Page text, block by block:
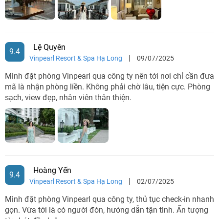
Hạng
sao
Tên khách
sạn
Điểm nổi bật
3
sao
Khách sạn
City Bay
Palace Hạ
Long
đủ sức chứa 150 khách.
- Hệ thống phòng họp với hệ thống
âm thanh, ánh sáng hiện đại, sức
chứa 150 khách.
Khách sạn
Galaxy Hạ
Long
- Nhà hàng rộng 200m2 nằm ở
tầng 2 của khách sạn.
- Bể bơi nằm ở tầng 15 với không
gian ngoài trời rộng rãi.
sao
Paradise
Suites Hạ
Long
- Hệ thống nhà hàng và bar bao
gồm: nhà hàng Paradise, Whisky
Gallery và Paradise Lounge.
- Có dịch vụ spa và gym cho khách
9.4 Lệ Quyên
Vinpearl Resort & Spa Hạ Long 09/07/2025
Mình đặt phòng Vinpearl qua công ty nên tới nơi chỉ cần đưa
mã là nhận phòng liền. Không phải chờ lâu, tiện cực. Phòng
sạch, view đẹp, nhân viên thân thiện.
9.4 Hoàng Yến
Vinpearl Resort & Spa Hạ Long 02/07/2025
Mình đặt phòng Vinpearl qua công ty, thủ tục check-in nhanh
gọn. Vừa tới là có người đón, hướng dẫn tận tình. Ấn tượng